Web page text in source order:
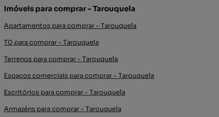
Imóveis para comprar - Tarouquela
Apartamentos para comprar - Tarouquela
T0 para comprar - Tarouquela
Terrenos para comprar - Tarouquela
Espaços comerciais para comprar - Tarouquela
Escritórios para comprar - Tarouquela
Armazéns para comprar - Tarouquela